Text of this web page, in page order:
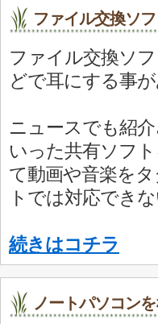
ファイル交換ソ
ファイル交換ソ
どで耳にする事が
ニュースでも紹
いった共有ソフ
て動画や音楽を
トでは対応できな
続きはコチラ
ノートパソコン